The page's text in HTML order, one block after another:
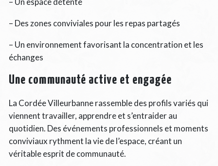
– Des zones conviviales pour les repas partagés
– Un environnement favorisant la concentration et les
échanges
Une communauté active et engagée
La Cordée Villeurbanne rassemble des profils variés qui
viennent travailler, apprendre et s’entraider au
quotidien. Des événements professionnels et moments
conviviaux rythment la vie de l’espace, créant un
véritable esprit de communauté.